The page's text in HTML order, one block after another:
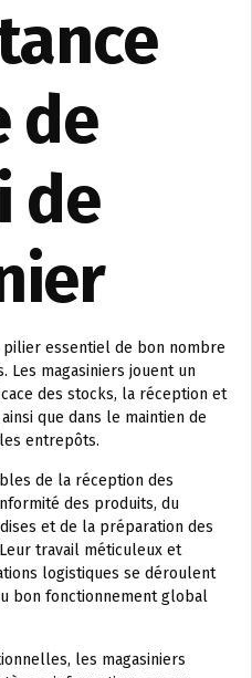
de
de
pilier essentiel de bon nombre
Les magasiniers jouent un
des stocks, la réception et
que dans le maintien de
entrepôts.
de la réception des
des produits, du
et de la préparation des
travail méticuleux et
logistiques se déroulent
bon fonctionnement global
les magasiniers